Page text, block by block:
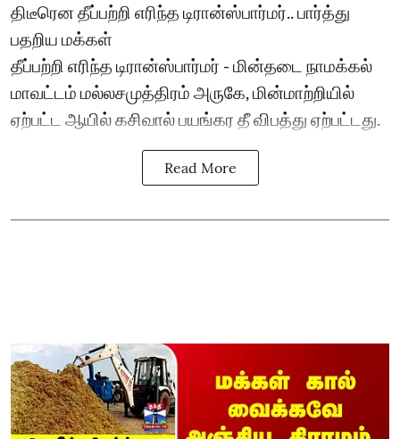
திடீரென தீப்பற்றி எரிந்த டிரான்ஸ்பார்மர்.. பார்த்து
பதறிய மக்கள்
தீப்பற்றி எரிந்த டிரான்ஸ்பார்மர் - மின்தடை நாமக்கல்
மாவட்டம் மல்லசமுத்திரம் அருகே, மின்மாற்றியில்
ஏற்பட்ட ஆயில் கசிவால் பயங்கர தீ விபத்து ஏற்பட்டது.
Read More